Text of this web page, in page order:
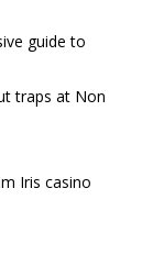
guide to
traps at Non
Iris casino